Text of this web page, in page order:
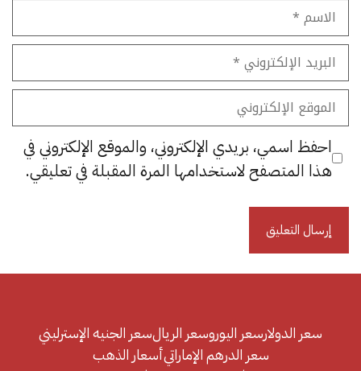
الاسم
البريد
الإلكتروني
الموقع
الإلكتروني
احفظ اسمي، بريدي الإلكتروني، والموقع الإلكتروني في
هذا المتصفح لاستخدامها المرة المقبلة في تعليقي.
سعر الدولارسعر اليوروسعر الريالسعر الجنيه الإسترليني
سعر الدرهم الإماراتيأسعار الذهب